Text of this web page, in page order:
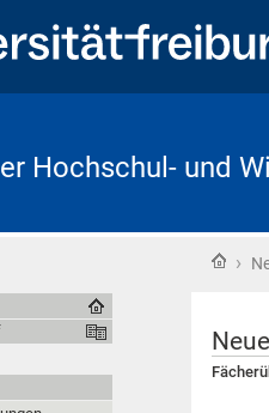
Hochschul- und
›